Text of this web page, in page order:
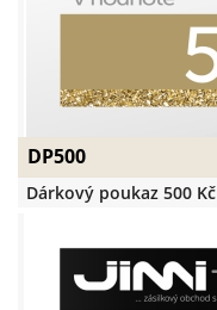
DP500
Dárkový poukaz 500 Kč